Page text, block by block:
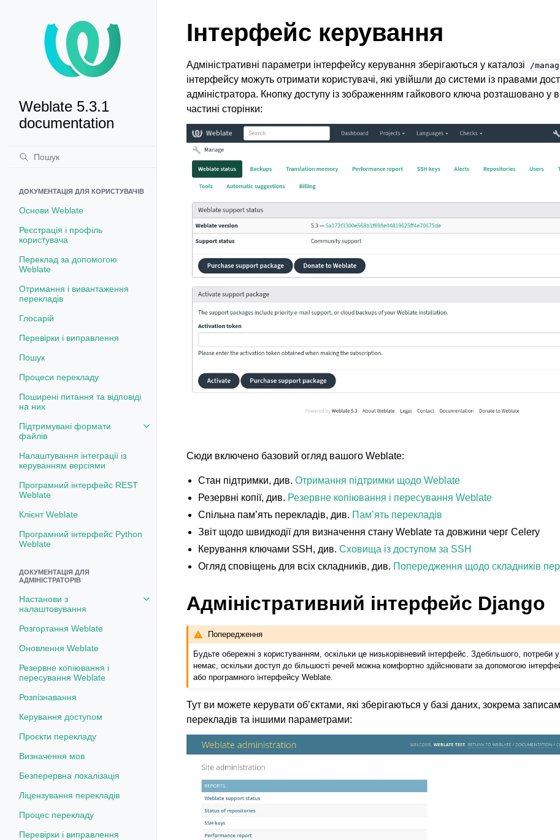
Weblate 5.3.1
documentation
ДОКУМЕНТАЦІЯ ДЛЯ КОРИСТУВАЧІВ
Основи Weblate
Реєстрація і профіль
користувача
Переклад за допомогою
Weblate
Отримання і вивантаження
перекладів
Глосарій
Перевірки і виправлення
Пошук
Процеси перекладу
Поширені питання та відповіді
на них
Підтримувані формати
файлів
Toggle navigation of Підтримувані формати файлів
Налаштування інтеграції із
керуванням версіями
Програмний інтерфейс REST
Weblate
Клієнт Weblate
Програмний інтерфейс Python
Weblate
ДОКУМЕНТАЦІЯ ДЛЯ
АДМІНІСТРАТОРІВ
Настанови з
налаштовування
Toggle navigation of Настанови з налаштовування
Розгортання Weblate
Оновлення Weblate
Резервне копіювання і
пересування Weblate
Розпізнавання
Керування доступом
Проєкти перекладу
Визначення мов
Безперервна локалізація
Ліцензування перекладів
Процес перекладу
Перевірки і виправлення
Інтерфейс керування
Адміністративні параметри інтерфейсу керування зберігаються у каталозі /
інтерфейсу можуть отримати користувачі, які увійшли до системи із правами
адміністратора. Кнопку доступу із зображенням гайкового ключа розташовано у
частині сторінки:
Сюди включено базовий огляд вашого Weblate:
Стан підтримки, див.Отримання підтримки щодо Weblate
Резервні копії, див. Резервне копіювання і пересування Weblate
Спільна пам’ять перекладів, див. Пам’ять перекладів
Звіт щодо швидкодії для визначення стану Weblate та довжини черг Celery
Керування ключами SSH, див.Сховища із доступом за SSH
Огляд сповіщень для всіх складників, див. Попередження щодо складників
Адміністративний інтерфейс Django
Попередження
Будьте обережні з користуванням, оскільки це низькорівневий інтерфейс. Здебільшого, потреби у
немає, оскільки доступ до більшості речей можна комфортно здійснювати за допомогою
або програмного інтерфейсу Weblate.
Тут ви можете керувати об’єктами, які зберігаються у базі даних, зокрема
перекладів та іншими параметрами: